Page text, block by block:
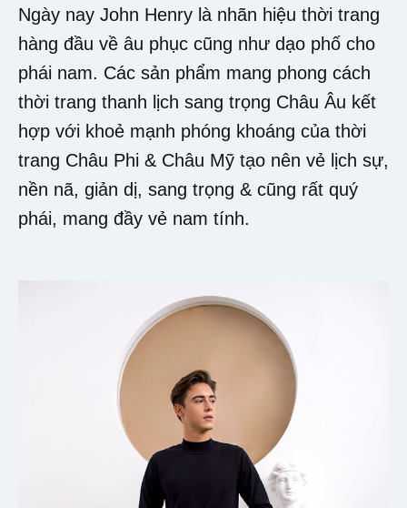
Ngày nay John Henry là nhãn hiệu thời trang
hàng đầu về âu phục cũng như dạo phố cho
phái nam. Các sản phẩm mang phong cách
thời trang thanh lịch sang trọng Châu Âu kết
hợp với khoẻ mạnh phóng khoáng của thời
trang Châu Phi & Châu Mỹ tạo nên vẻ lịch sự,
nền nã, giản dị, sang trọng & cũng rất quý
phái, mang đầy vẻ nam tính.